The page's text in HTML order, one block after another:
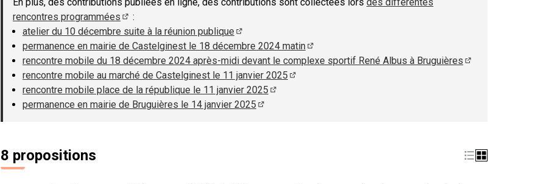
rencontres programmées
(S'ouvre dans un nouvel onglet)
:
atelier du 10 décembre suite à la réunion publique
(S'ouvre dans un nouvel onglet)
permanence en mairie de Castelginest le 18 décembre 2024 matin
(S'ouvre dans un nouvel onglet)
rencontre mobile du 18 décembre 2024 après-midi devant le complexe sportif René Albus à Bruguières
rencontre mobile au marché de Castelginest le 11 janvier 2025
rencontre mobile place de la république le 11 janvier 2025
permanence en mairie de Bruguières le 14 janvier 2025
8 propositions